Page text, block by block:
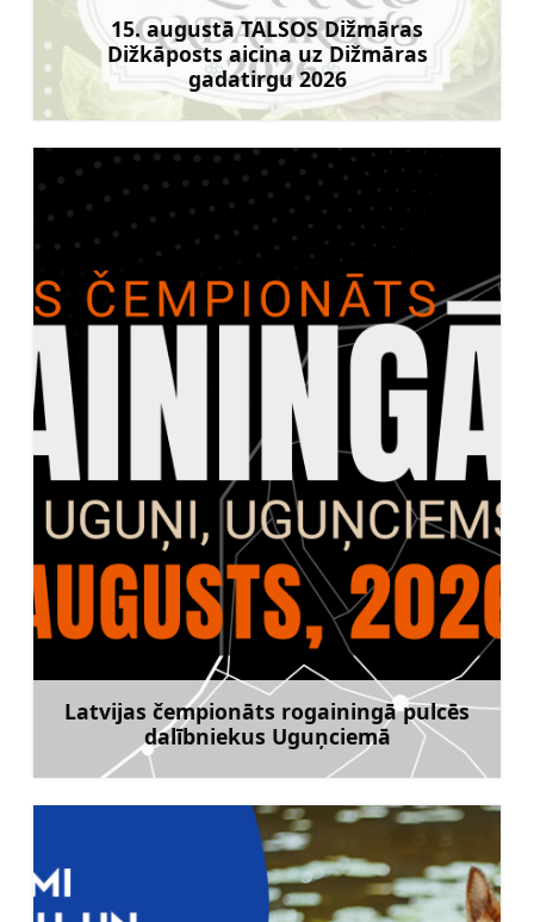
15. augustā TALSOS Dižmāras
Dižkāposts aicina uz Dižmāras
gadatirgu 2026
Uzzināt vairāk
Latvijas čempionāts rogainingā pulcēs
dalībniekus Uguņciemā
Uzzināt vairāk